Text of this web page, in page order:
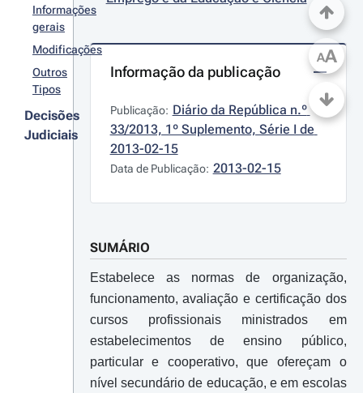
Informações
gerais
Modificações
Outros
Tipos
Decisões
Judiciais
Informação da publicação
Publicação: Diário da República n.º
33/2013, 1º Suplemento, Série I de
2013-02-15
Data de Publicação: 2013-02-15
SUMÁRIO
Estabelece as normas de organização,
funcionamento, avaliação e certificação dos
cursos profissionais ministrados em
estabelecimentos de ensino público,
particular e cooperativo, que ofereçam o
nível secundário de educação, e em escolas
AA